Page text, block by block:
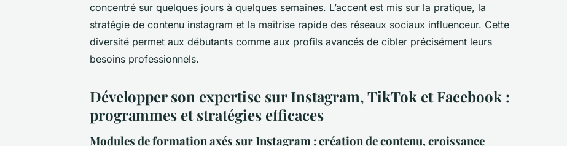
concentré sur quelques jours à quelques semaines. L’accent est mis sur la pratique, la
stratégie de contenu instagram et la maîtrise rapide des réseaux sociaux influenceur. Cette
diversité permet aux débutants comme aux profils avancés de cibler précisément leurs
besoins professionnels.
Développer son expertise sur Instagram, TikTok et Facebook :
programmes et stratégies efficaces
Modules de formation axés sur Instagram : création de contenu, croissance